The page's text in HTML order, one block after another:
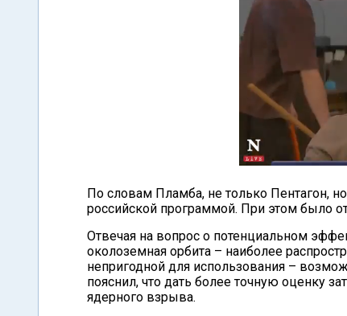
По словам Пламба, не только Пентагон,
российской программой. При этом было
Отвечая на вопрос о потенциальном
околоземная орбита – наиболее
непригодной для использования –
пояснил, что дать более точную оценку
ядерного взрыва.